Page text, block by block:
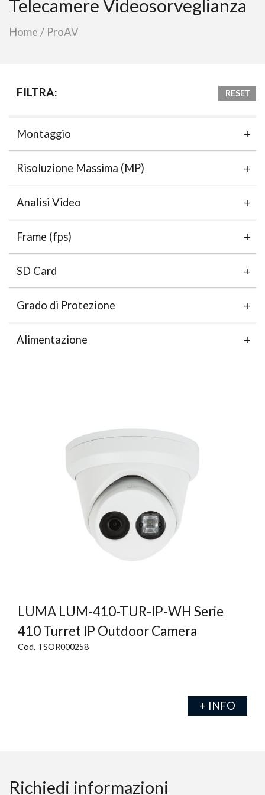
Telecamere Videosorveglianza
Home / ProAV
FILTRA: RESET
Montaggio
Risoluzione Massima (MP)
Analisi Video
Frame (fps)
SD Card
Grado di Protezione
Alimentazione
LUMA LUM-410-TUR-IP-WH Serie
410 Turret IP Outdoor Camera
Cod. TSOR000258
+ INFO
Richiedi informazioni